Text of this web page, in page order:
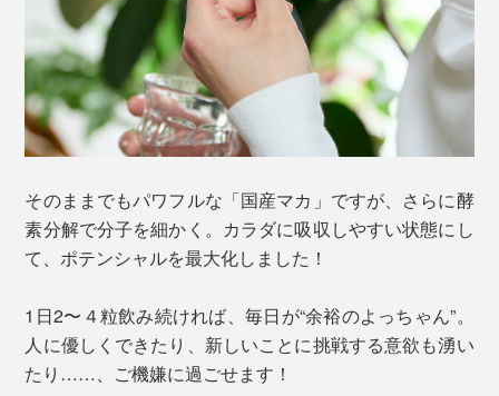
そのままでもパワフルな「国産マカ」ですが、さらに酵
素分解で分子を細かく。カラダに吸収しやすい状態にし
て、ポテンシャルを最大化しました！
1日2〜４粒飲み続ければ、毎日が“余裕のよっちゃん”。
人に優しくできたり、新しいことに挑戦する意欲も湧い
たり……、ご機嫌に過ごせます！